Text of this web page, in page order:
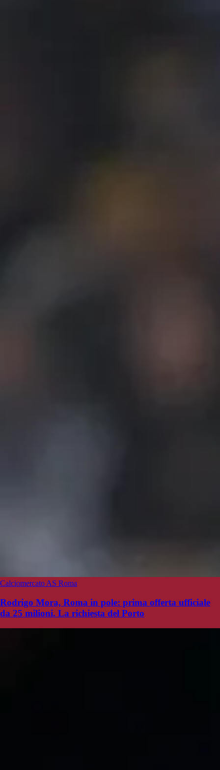
Calciomercato AS Roma
Rodrigo Mora, Roma in pole: prima offerta ufficiale
da 25 milioni. La richiesta del Porto